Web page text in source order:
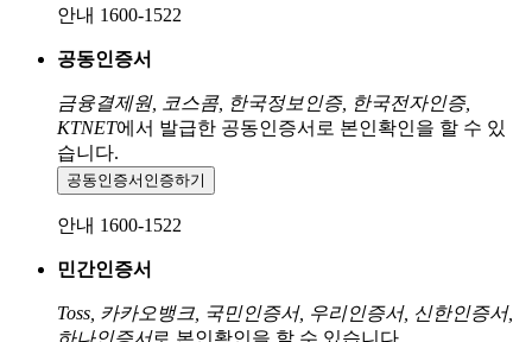
안내 1600-1522
공동인증서
금융결제원, 코스콤, 한국정보인증, 한국전자인증,
KTNET에서 발급한 공동인증서로 본인확인을 할 수 있
습니다.
공동인증서 인증하기
안내 1600-1522
민간인증서
Toss, 카카오뱅크, 국민인증서, 우리인증서, 신한인증서,